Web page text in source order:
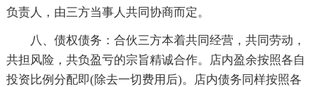
负责人，由三方当事人共同协商而定。
八、债权债务：合伙三方本着共同经营，共同劳动，
共担风险，共负盈亏的宗旨精诚合作。店内盈余按照各自
投资比例分配即(除去一切费用后)。店内债务同样按照各